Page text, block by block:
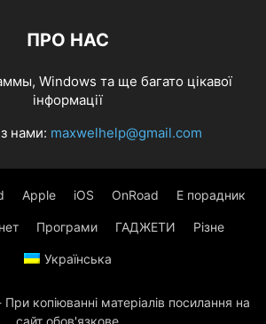
ПРО НАС
Windows та ще багато цікавої
інформації
нами: maxwelhelp@gmail.com
Apple iOS OnRoad Е порадник
Програми ГАДЖЕТИ Різне
Українська
копіюванні матеріалів посилання на
сайт обов'язкове